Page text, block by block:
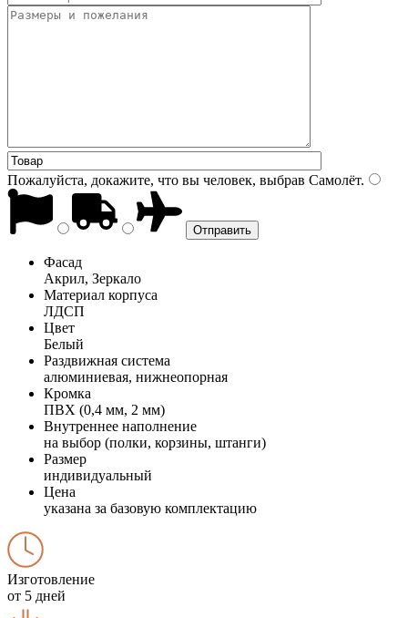
Пожалуйста, докажите, что вы человек, выбрав Самолёт.
Фасад
Акрил, Зеркало
Материал корпуса
ЛДСП
Цвет
Белый
Раздвижная система
алюминиевая, нижнеопорная
Кромка
ПВХ (0,4 мм, 2 мм)
Внутреннее наполнение
на выбор (полки, корзины, штанги)
Размер
индивидуальный
Цена
указана за базовую комплектацию
Изготовление
от 5 дней